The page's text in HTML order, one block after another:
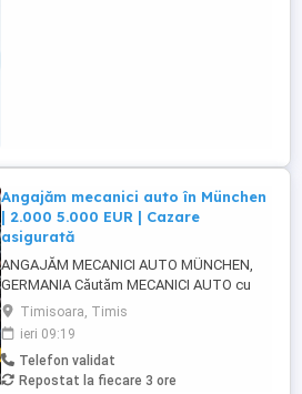
Angajăm mecanici auto în München
| 2.000 5.000 EUR | Cazare
asigurată
ANGAJĂM MECANICI AUTO MÜNCHEN,
GERMANIA Căutăm MECANICI AUTO cu
experiență pentru activitate în München,
Germania. SALARIU: între 2.000 și 5.000
EUR, în funcție de experiență și nivelul de
pregătire. CAZARE ASIGURATĂ Căutăm
persoane serioase, responsabile și cu
Timisoara, Timis
ieri 09:19
Telefon validat
Repostat la fiecare 3 ore